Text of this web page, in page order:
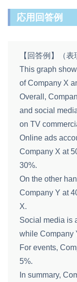
応用回答例
【回答例】（
This graph
of Company X
Overall,
and social
on TV
Online ads
Company X at
30%.
On the other
Company Y at
X.
Social media is
while Company
For events,
5%.
In summary,